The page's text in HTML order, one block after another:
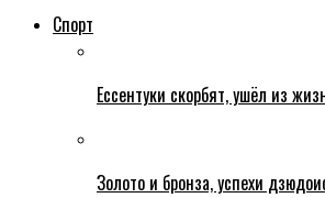
Спорт
Ессентуки скорбят, ушёл из
Золото и бронза, успехи